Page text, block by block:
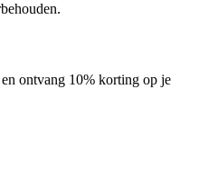
ontvang 10% korting op je